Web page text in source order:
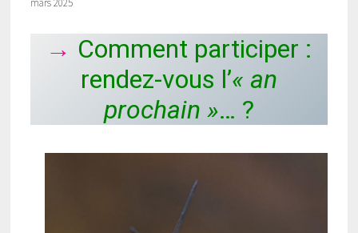
mars 2025
→ Comment participer :
rendez-vous l’« an
prochain »… ?